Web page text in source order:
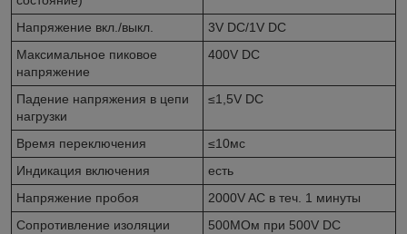
Напряжение вкл./выкл.
3V DC/1V DC
Максимальное пиковое
напряжение
400V DC
Падение напряжения в цепи
нагрузки
≤1,5V DC
Время переключения
≤10мс
Индикация включения
есть
Напряжение пробоя
2000V AC в теч. 1 минуты
Сопротивление изоляции
500МОм при 500V DC